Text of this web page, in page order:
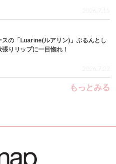
2026.7.15
スの「Luarine(ルアリン)」ぷるんとし
りリップに一目惚れ！
2026.7.22
もっとみる